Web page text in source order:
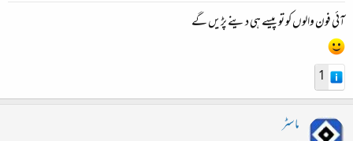
آئی فون والوں کو تو پیسے ہی دینے پڑیں گے
1
ماسٹر